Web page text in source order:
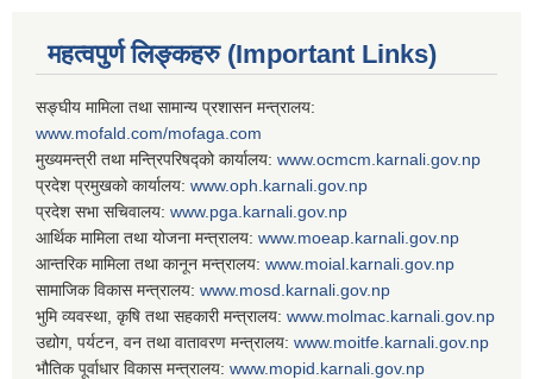
महत्वपुर्ण लिङ्कहरु (Important Links)
सङ्घीय मामिला तथा सामान्य प्रशासन मन्त्रालय:
www.mofald.com/mofaga.com
मुख्यमन्त्री तथा मन्त्रिपरिषद्को कार्यालय: www.ocmcm.karnali.gov.np
प्रदेश प्रमुखको कार्यालय: www.oph.karnali.gov.np
प्रदेश सभा सचिवालय: www. pga.karnali.gov.np
आर्थिक मामिला तथा योजना मन्त्रालय: www. moeap.karnali.gov.np
आन्तरिक मामिला तथा कानून मन्त्रालय: www. moial.karnali.gov.np
सामाजिक विकास मन्त्रालय: www. mosd.karnali.gov.np
भुमि व्यवस्था, कृषि तथा सहकारी मन्त्रालय: www. molmac.karnali.gov.np
उद्योग, पर्यटन, वन तथा वातावरण मन्त्रालय: www. moitfe.karnali.gov.np
भौतिक पूर्वाधार विकास मन्त्रालय: www. mopid.karnali.gov.np